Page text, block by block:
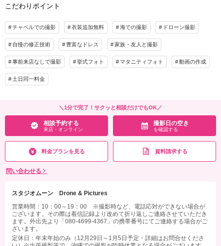
タファイル便で約2、3週間後納品◎新婦のお顔美肌、青空補正付◎約20種類から選べ
るブーケ◎ドローン撮影ＯＰ半額◎撮影コーディネーター◎スタジオから撮影場所の
往復送迎◎安心の雨天保障
相談予約する
来店・オンライン
撮影日の空き
を確認する
撮影料 新婦衣装1着 新郎衣装1着
着付け ヘアメイク 小物一式
アルバム データ 50カット
衣装追加 挙式
家族と撮影
◎チャペルセレモニーフォト：挙式風BGM、結婚証明書、フラワーシャワー◎デー
タのハイクオリティ補正：明るさ＆色補正、背景消込み、青空補正、新婦美肌補正◎
約20種類から選べる２つのブーケ◎撮影場所への往復送迎
来店・オンライン を確認する
こだわりポイント
チャペルでの撮影 衣装追加無料 海での撮影 ドローン撮影
自慢の修正技術 豊富なドレス 家族・友人と撮影
事前来店なしで撮影 挙式フォト マタニティフォト 動画の作成
土日同一料金
＼1分で完了！サクッと相談だけでもOK／
相談予約する
来店・オンライン
撮影日の空き
を確認する
料金プランを見る 資料請求する
問い合わせる
スタジオムーン Drone & Pictures
営業時間：10：00～19：00 ※撮影時など、電話応対ができない場合が
ございます。その際は着信記録より改めて折り返しご連絡させていただき
ます。外出先より「080-4699-4367」の携帯番号にてご連絡する場合がご
ざいます。
定休日：年末年始のみ（12月29日～1月5日予定・詳細はお問合せくださ